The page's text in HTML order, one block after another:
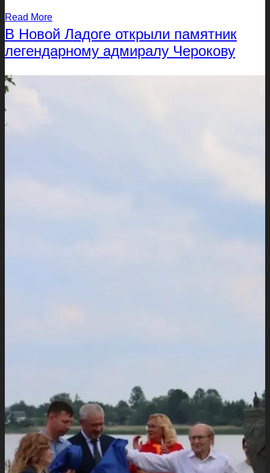
Read More
В Новой Ладоге открыли памятник
легендарному адмиралу Черокову